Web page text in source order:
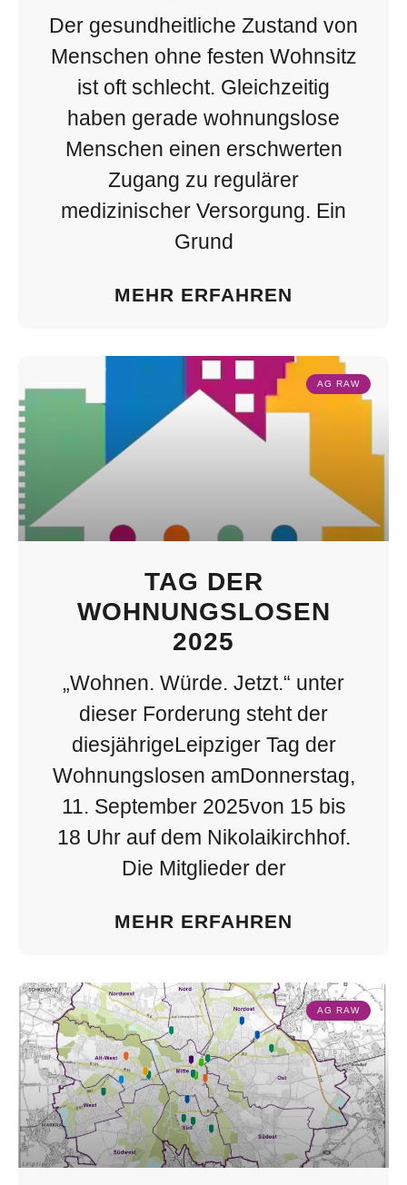
Der gesundheitliche Zustand von
Menschen ohne festen Wohnsitz
ist oft schlecht. Gleichzeitig
haben gerade wohnungslose
Menschen einen erschwerten
Zugang zu regulärer
medizinischer Versorgung. Ein
Grund
MEHR ERFAHREN
AG RAW
TAG DER
WOHNUNGSLOSEN
2025
„Wohnen. Würde. Jetzt.“ unter
dieser Forderung steht der
diesjährigeLeipziger Tag der
Wohnungslosen amDonnerstag,
11. September 2025von 15 bis
18 Uhr auf dem Nikolaikirchhof.
Die Mitglieder der
MEHR ERFAHREN
AG RAW